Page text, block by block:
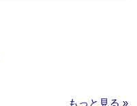
もっと見る »